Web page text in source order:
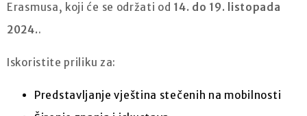
Erasmusa, koji će se održati od 14. do 19. listopada
2024..
Iskoristite priliku za:
Predstavljanje vještina stečenih na mobilnosti